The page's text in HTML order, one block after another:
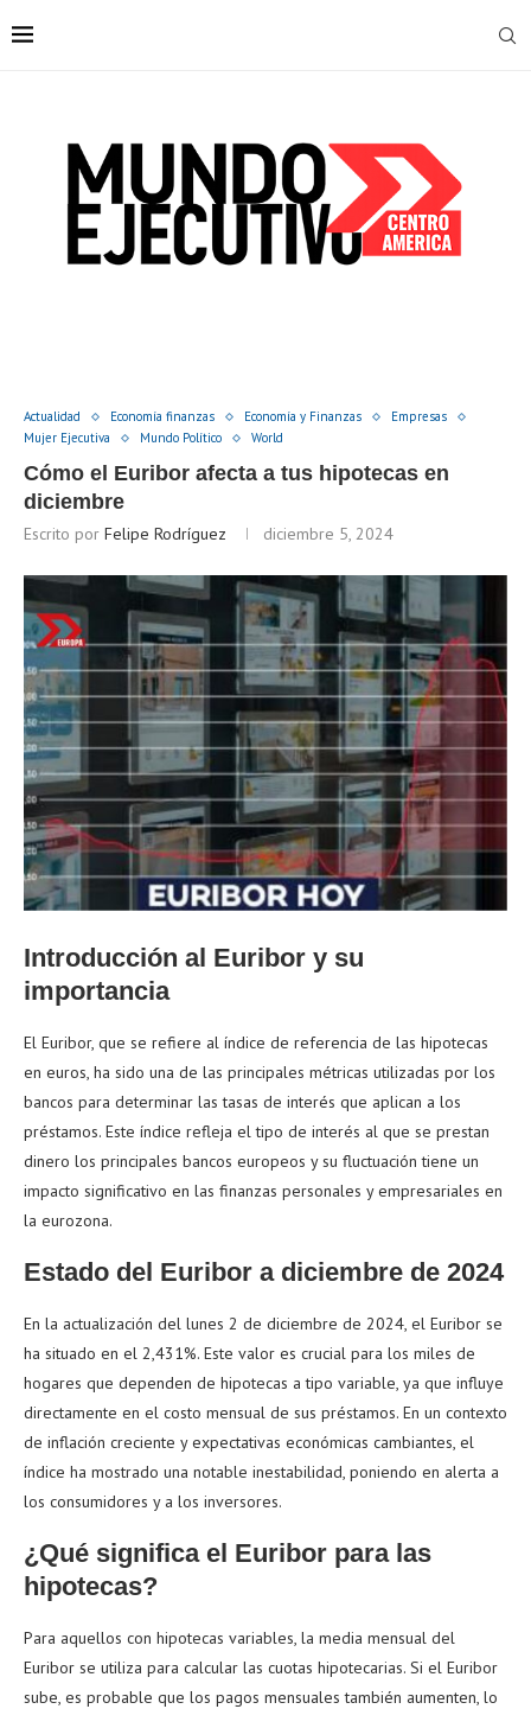
Actualidad Economía finanzas Economía y Finanzas
Empresas
Mujer Ejecutiva
Mundo Político World
Cómo el Euribor afecta a tus hipotecas en
diciembre
Escrito por Felipe Rodríguez diciembre 5, 2024
Introducción al Euribor y su
importancia
El Euribor, que se refiere al índice de referencia de las hipotecas
en euros, ha sido una de las principales métricas utilizadas por los
bancos para determinar las tasas de interés que aplican a los
préstamos. Este índice refleja el tipo de interés al que se prestan
dinero los principales bancos europeos y su fluctuación tiene un
impacto significativo en las finanzas personales y empresariales en
la eurozona.
Estado del Euribor a diciembre de 2024
En la actualización del lunes 2 de diciembre de 2024, el Euribor se
ha situado en el 2,431%. Este valor es crucial para los miles de
hogares que dependen de hipotecas a tipo variable, ya que influye
directamente en el costo mensual de sus préstamos. En un contexto
de inflación creciente y expectativas económicas cambiantes, el
índice ha mostrado una notable inestabilidad, poniendo en alerta a
los consumidores y a los inversores.
¿Qué significa el Euribor para las
hipotecas?
Para aquellos con hipotecas variables, la media mensual del
Euribor se utiliza para calcular las cuotas hipotecarias. Si el Euribor
sube, es probable que los pagos mensuales también aumenten, lo